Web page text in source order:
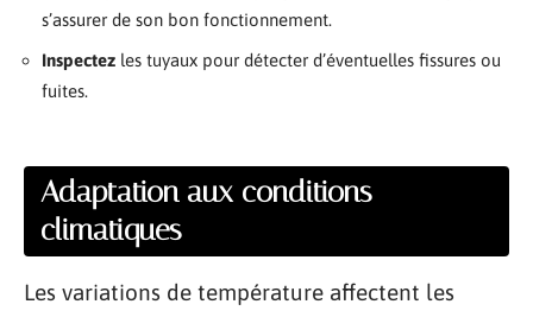
s’assurer de son bon fonctionnement.
Inspectez les tuyaux pour détecter d’éventuelles fissures ou
fuites.
Adaptation aux conditions
climatiques
Les variations de température affectent les